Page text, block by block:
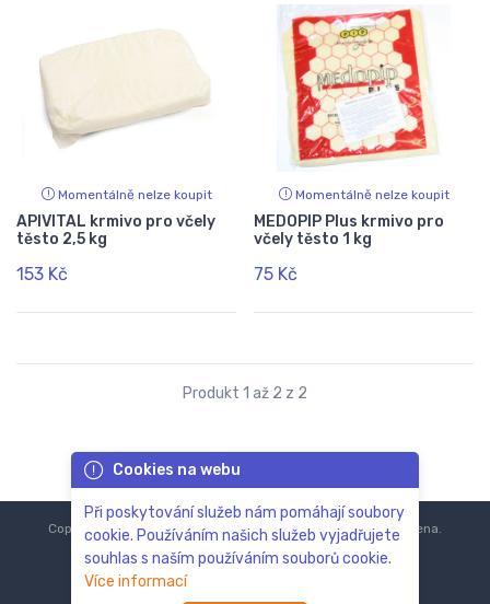
Momentálně nelze koupit
APIVITAL krmivo pro včely
těsto 2,5 kg
153 Kč
Momentálně nelze koupit
MEDOPIP Plus krmivo pro
včely těsto 1 kg
75 Kč
Produkt 1 až 2 z 2
Cookies na webu
Při poskytování služeb nám pomáhají soubory
cookie. Používáním našich služeb vyjadřujete
souhlas s naším používáním souborů cookie.
Více informací
Copyright © 2018-2024ZoOo.cz®Všechna práva vyhrazena.